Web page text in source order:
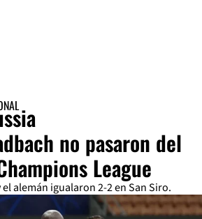
no pasaron del
League
alemán igualaron 2-2 en San Siro.